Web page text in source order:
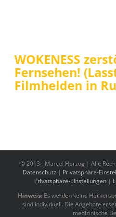
WOKENESS
Fernsehen!
Filmhelden in
© 2013 - Marcel Herzog | Alle
Datenschutz | Privatsphäre-
Privatsphäre-Einstellungen|
Hinweis: Es werden keine
sind individuell. Die Angebote
medizinische